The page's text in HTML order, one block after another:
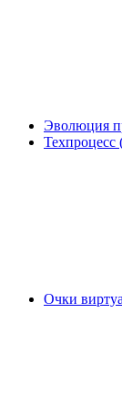
Эволюция
Техпроцесс
Очки